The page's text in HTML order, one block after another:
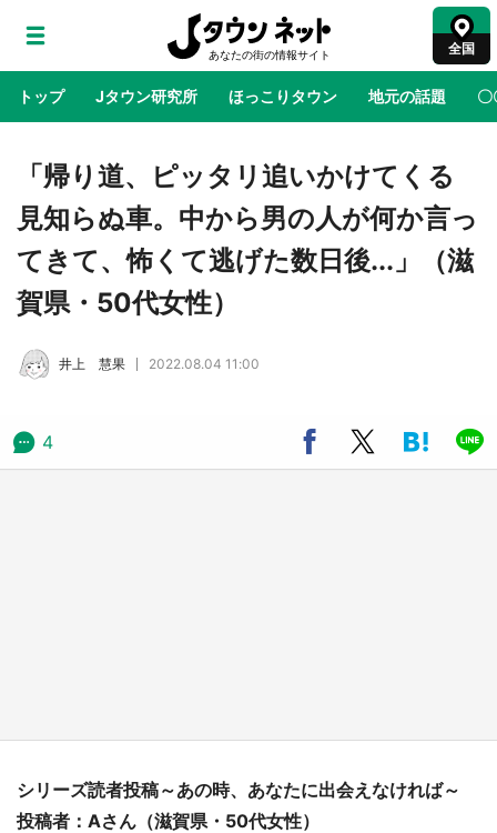
全国
トップ Jタウン研究所 ほっこりタウン 地元の話題 〇
地域×二次元 絶景 あの時はありがとう 物語がはじ
ラプラス・ダークネスが栃木県を征服！？ 県
公式プロモ動画で「聖地」が生産されてます
【7／31～1／31】
む 六本木ヒルズ展望台でコラボ、本邦初公開
日向翔陽＆影山飛雄が笹かまを食べる！ アニ
メ『ハイキュー！！』×老舗「鐘崎」コラボで
「帰り道、ピッタリ追いかけてくる
見知らぬ車。中から男の人が何か言っ
てきて、怖くて逃げた数日後...」（滋
賀県・50代女性）
井上 慧果 2022.08.04 11:00
4
シリーズ読者投稿～あの時、あなたに出会えなければ～
投稿者：Aさん（滋賀県・50代女性）